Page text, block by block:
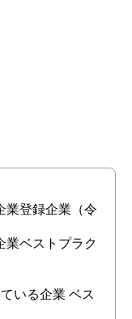
業登録企業（令
業ベストプラク
いる企業 ベス